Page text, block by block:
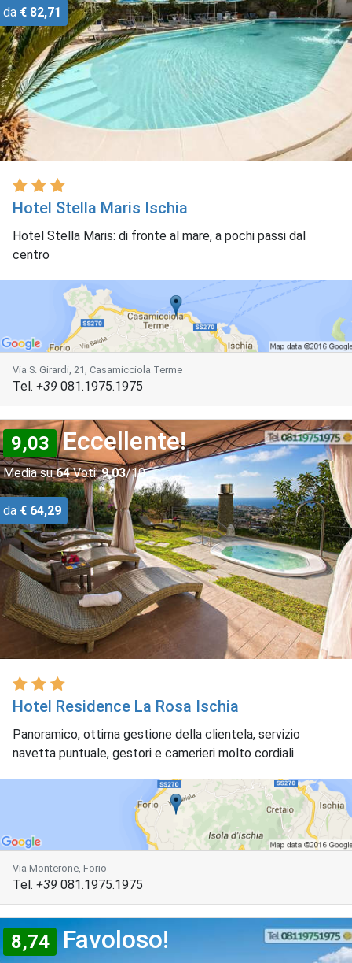
da € 82,71
Hotel Stella Maris Ischia
Hotel Stella Maris: di fronte al mare, a pochi passi dal
centro
Via S. Girardi, 21, Casamicciola Terme
Tel. +39 081.1975.1975
9,03 Eccellente!
Media su64Voti: 9,03/10
da € 64,29
Hotel Residence La Rosa Ischia
Panoramico, ottima gestione della clientela, servizio
navetta puntuale, gestori e camerieri molto cordiali
Via Monterone, Forio
Tel. +39 081.1975.1975
8,74 Favoloso!